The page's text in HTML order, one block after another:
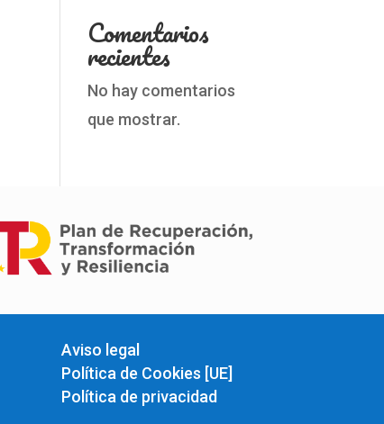
Comentarios
recientes
No hay comentarios
que mostrar.
Aviso legal
Política de Cookies [UE]
Política de privacidad